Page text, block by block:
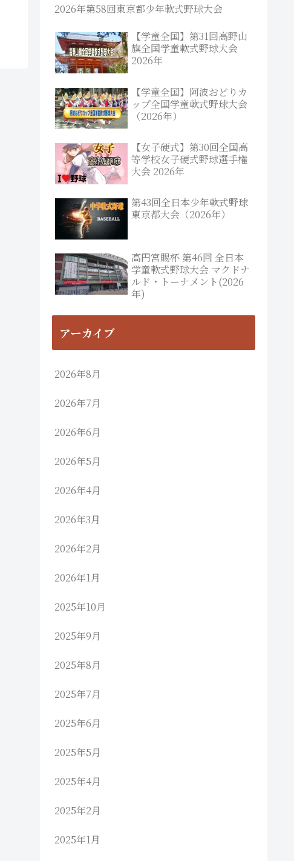
2026年第58回東京都少年軟式野球大会
【学童全国】第31回高野山
旗全国学童軟式野球大会
2026年
【学童全国】阿波おどりカ
ップ全国学童軟式野球大会
（2026年）
【女子硬式】第30回全国高
等学校女子硬式野球選手権
大会 2026年
第43回全日本少年軟式野球
東京都大会（2026年）
高円宮賜杯 第46回 全日本
学童軟式野球大会 マクドナ
ルド・トーナメント(2026
年)
アーカイブ
2026年8月
2026年7月
2026年6月
2026年5月
2026年4月
2026年3月
2026年2月
2026年1月
2025年10月
2025年9月
2025年8月
2025年7月
2025年6月
2025年5月
2025年4月
2025年2月
2025年1月